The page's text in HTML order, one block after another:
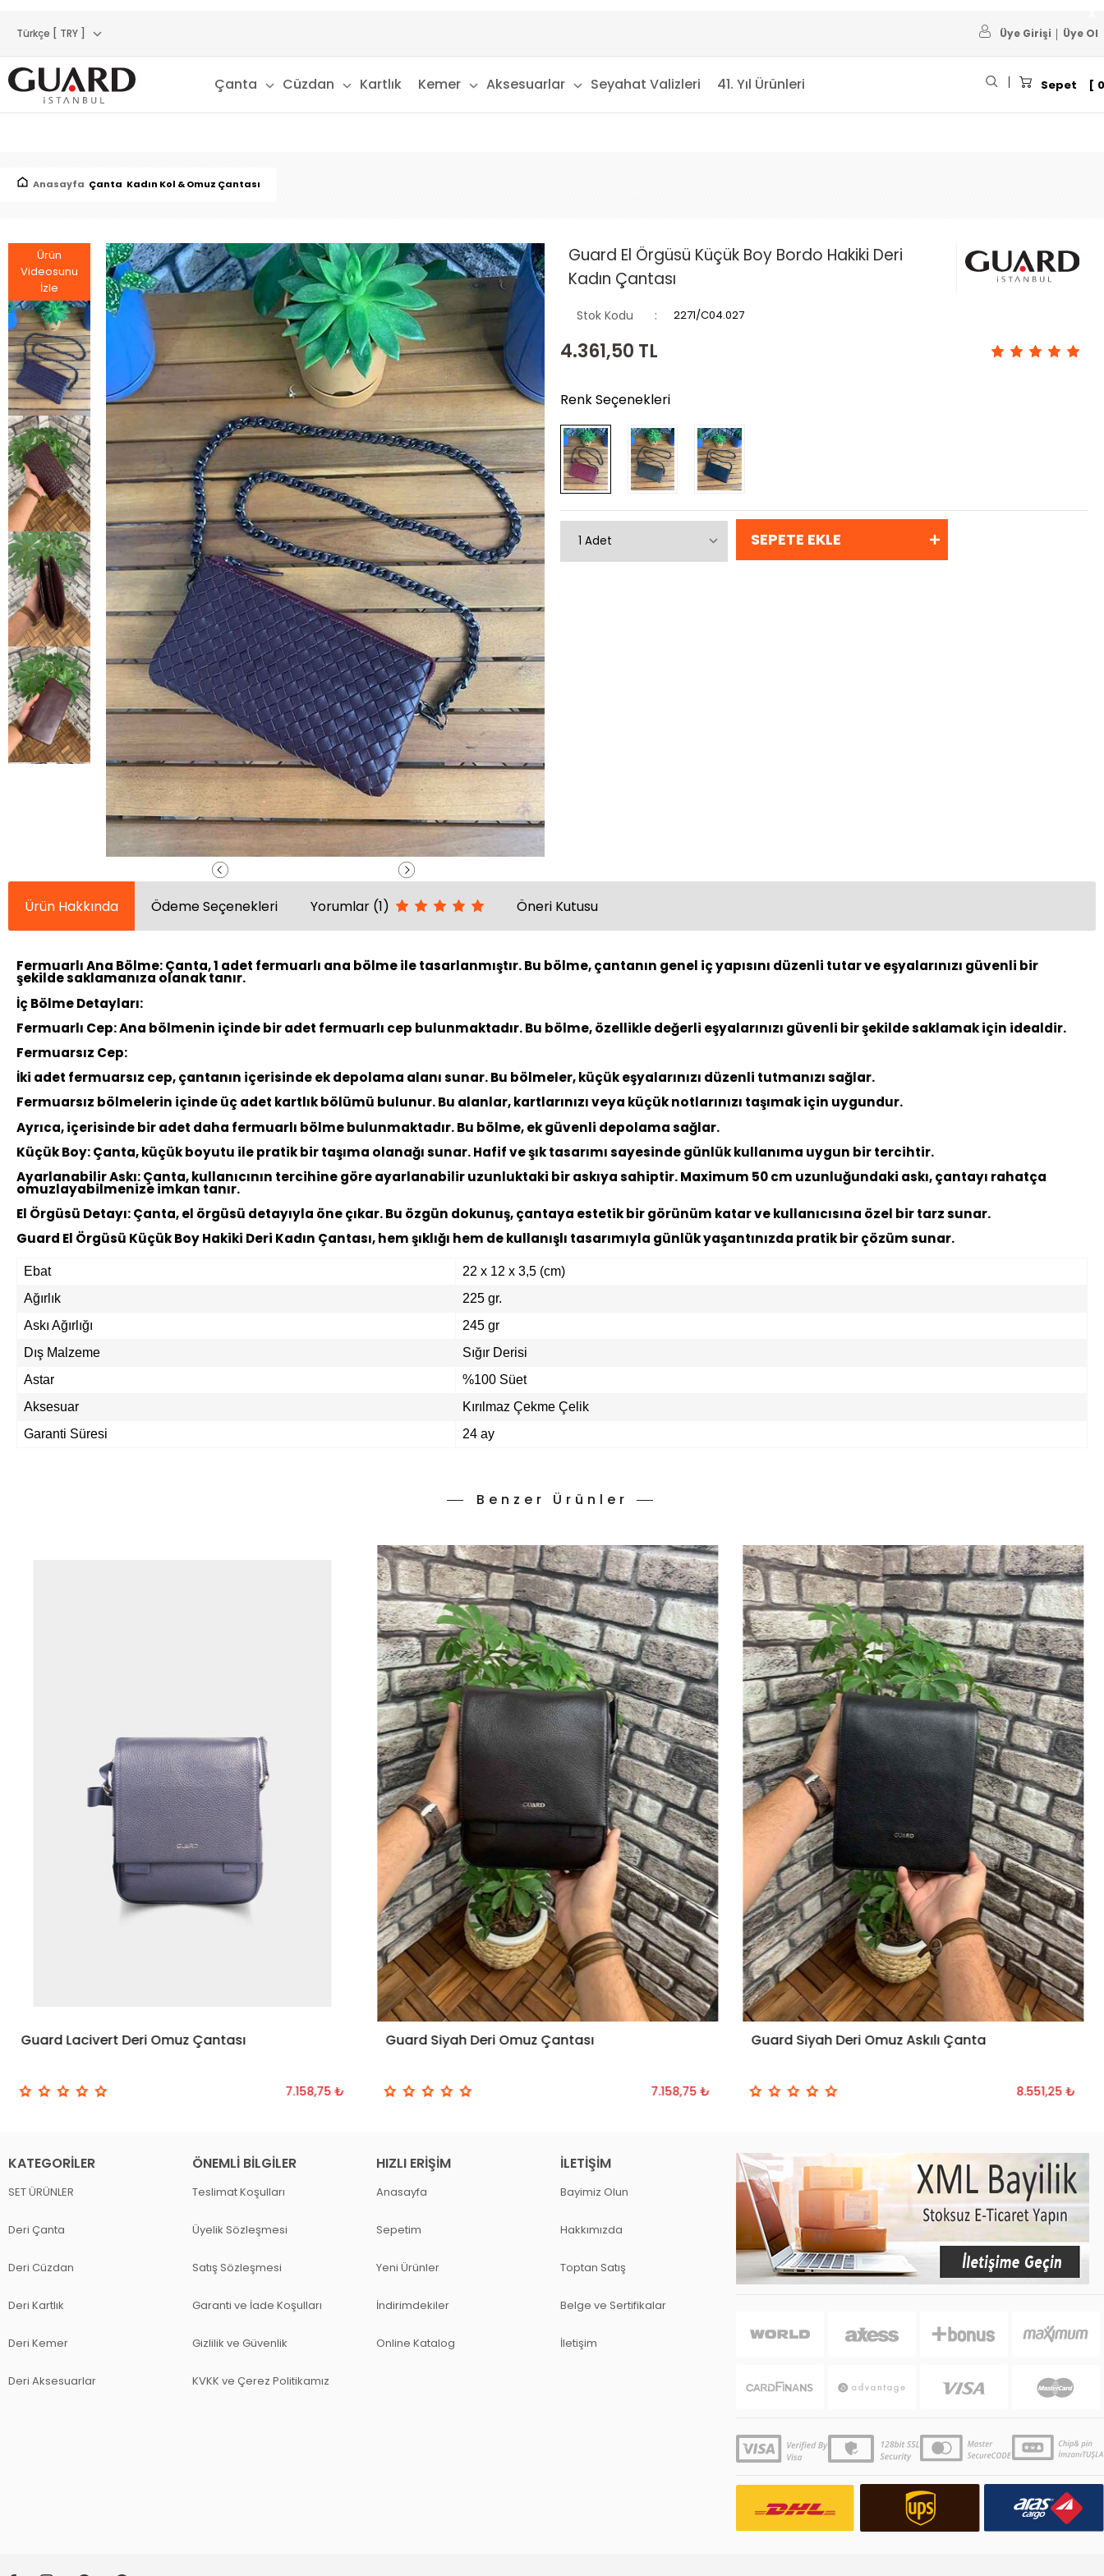
Türkçe [ TRY ] Üye Girişi Üye Ol
Çanta Cüzdan Kartlık Kemer Aksesuarlar Seyahat Valizleri 41. Yıl Ürünleri Sepet 0
Anasayfa Çanta Kadın Kol & Omuz Çantası
Ürün
Videosunu
İzle
Guard El Örgüsü Küçük Boy Bordo Hakiki Deri
Kadın Çantası
Stok Kodu 2271/C04.027
4.361,50 TL
Renk Seçenekleri
SEPETE EKLE
Ürün Hakkında Ödeme Seçenekleri Yorumlar (1) Öneri Kutusu
Fermuarlı Ana Bölme:Çanta, 1 adet fermuarlı ana bölme ile tasarlanmıştır. Bu bölme, çantanın genel iç yapısını düzenli tutar ve eşyalarınızı güvenli bir
şekilde saklamanıza olanak tanır.
İç Bölme Detayları:
Fermuarlı Cep:Ana bölmenin içinde bir adet fermuarlı cep bulunmaktadır. Bu bölme, özellikle değerli eşyalarınızı güvenli bir şekilde saklamak için idealdir.
Fermuarsız Cep:
İki adet fermuarsız cep, çantanın içerisinde ek depolama alanı sunar. Bu bölmeler, küçük eşyalarınızı düzenli tutmanızı sağlar.
Fermuarsız bölmelerin içinde üç adet kartlık bölümü bulunur. Bu alanlar, kartlarınızı veya küçük notlarınızı taşımak için uygundur.
Ayrıca, içerisinde bir adet daha fermuarlı bölme bulunmaktadır. Bu bölme, ek güvenli depolama sağlar.
Küçük Boy:Çanta, küçük boyutu ile pratik bir taşıma olanağı sunar. Hafif ve şık tasarımı sayesinde günlük kullanıma uygun bir tercihtir.
Ayarlanabilir Askı:Çanta, kullanıcının tercihine göre ayarlanabilir uzunluktaki bir askıya sahiptir. Maximum 50 cm uzunluğundaki askı, çantayı rahatça
omuzlayabilmenize imkan tanır.
El Örgüsü Detayı:Çanta, el örgüsü detayıyla öne çıkar. Bu özgün dokunuş, çantaya estetik bir görünüm katar ve kullanıcısına özel bir tarz sunar.
Guard El Örgüsü Küçük Boy Hakiki Deri Kadın Çantası, hem şıklığı hem de kullanışlı tasarımıyla günlük yaşantınızda pratik bir çözüm sunar.
Ebat
22 x 12 x 3,5 (cm)
Ağırlık
225 gr.
Askı Ağırlığı
245 gr
Dış Malzeme
Sığır Derisi
Astar
%100 Süet
Aksesuar
Kırılmaz Çekme Çelik
Garanti Süresi
24 ay
Benzer Ürünler
SEPETE EKLE
Guard Lacivert Deri Omuz Çantası
7.158,75 ₺
SEPETE EKLE
Guard Siyah Deri Omuz Çantası
7.158,75 ₺
SEPETE EKLE
Guard Siyah Deri Omuz Askılı Çanta
8.551,25 ₺
KATEGORILER
SET ÜRÜNLER
Deri Çanta
Deri Cüzdan
Deri Kartlık
Deri Kemer
Deri Aksesuarlar
ÖNEMLI BILGILER
Teslimat Koşulları
Üyelik Sözleşmesi
Satış Sözleşmesi
Garanti ve İade Koşulları
Gizlilik ve Güvenlik
KVKK ve Çerez Politikamız
HIZLI ERIŞIM
Anasayfa
Sepetim
Yeni Ürünler
İndirimdekiler
Online Katalog
İLETIŞIM
Bayimiz Olun
Hakkımızda
Toptan Satış
Belge ve Sertifikalar
İletişim